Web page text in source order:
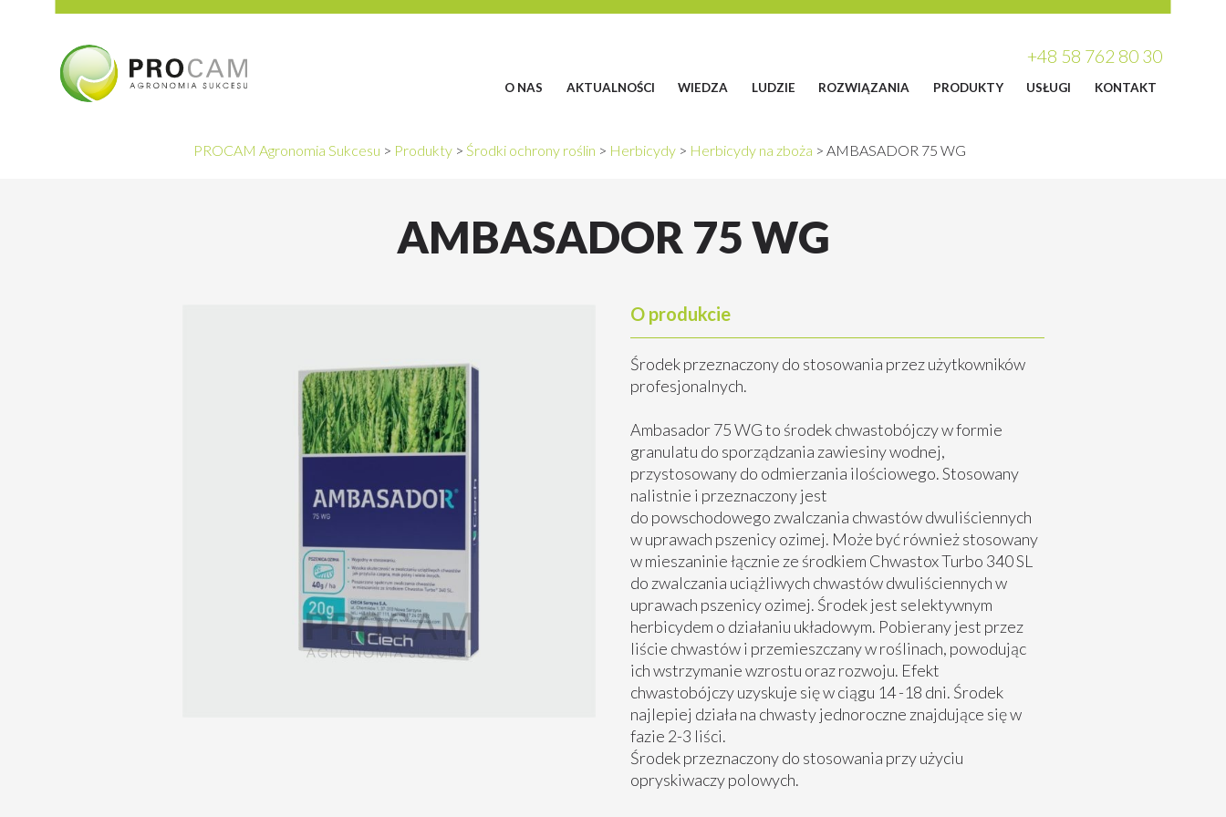
+48 58 762 80 30
O NAS AKTUALNOŚCI WIEDZA LUDZIE ROZWIĄZANIA PRODUKTY USŁUGI KONTAKT
PROCAM Agronomia Sukcesu > Produkty > Środki ochrony roślin > Herbicydy > Herbicydy na zboża > AMBASADOR 75 WG
AMBASADOR 75 WG
O produkcie
Środek przeznaczony do stosowania przez użytkowników
profesjonalnych.
Ambasador 75 WG to środek chwastobójczy w formie
granulatu do sporządzania zawiesiny wodnej,
przystosowany do odmierzania ilościowego. Stosowany
nalistnie i przeznaczony jest
do powschodowego zwalczania chwastów dwuliściennych
w uprawach pszenicy ozimej. Może być również stosowany
w mieszaninie łącznie ze środkiem Chwastox Turbo 340 SL
do zwalczania uciążliwych chwastów dwuliściennych w
uprawach pszenicy ozimej. Środek jest selektywnym
herbicydem o działaniu układowym. Pobierany jest przez
liście chwastów i przemieszczany w roślinach, powodując
ich wstrzymanie wzrostu oraz rozwoju. Efekt
chwastobójczy uzyskuje się w ciągu 14 -18 dni. Środek
najlepiej działa na chwasty jednoroczne znajdujące się w
fazie 2-3 liści.
Środek przeznaczony do stosowania przy użyciu
opryskiwaczy polowych.